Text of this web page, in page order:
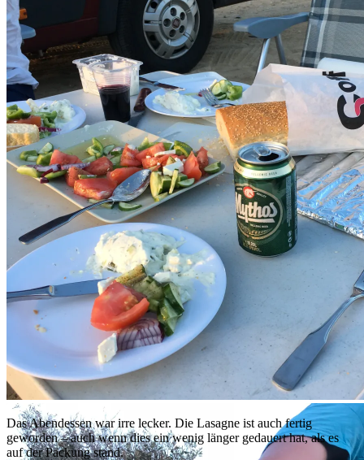
Vorspeise
Das Abendessen war irre lecker. Die Lasagne ist auch fertig
geworden – auch wenn dies ein wenig länger gedauert hat, als es
auf der Packung stand.